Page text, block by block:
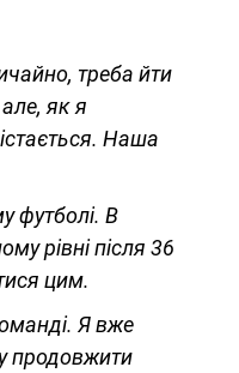
треба йти
як я
Наша
футболі. В
рівні після 36
цим.
Я вже
продовжити